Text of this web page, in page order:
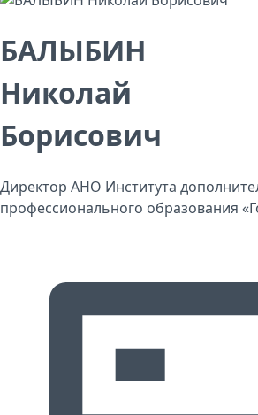
БАЛЫБИН
Николай
Борисович
Директор АНО Института
профессионального образования